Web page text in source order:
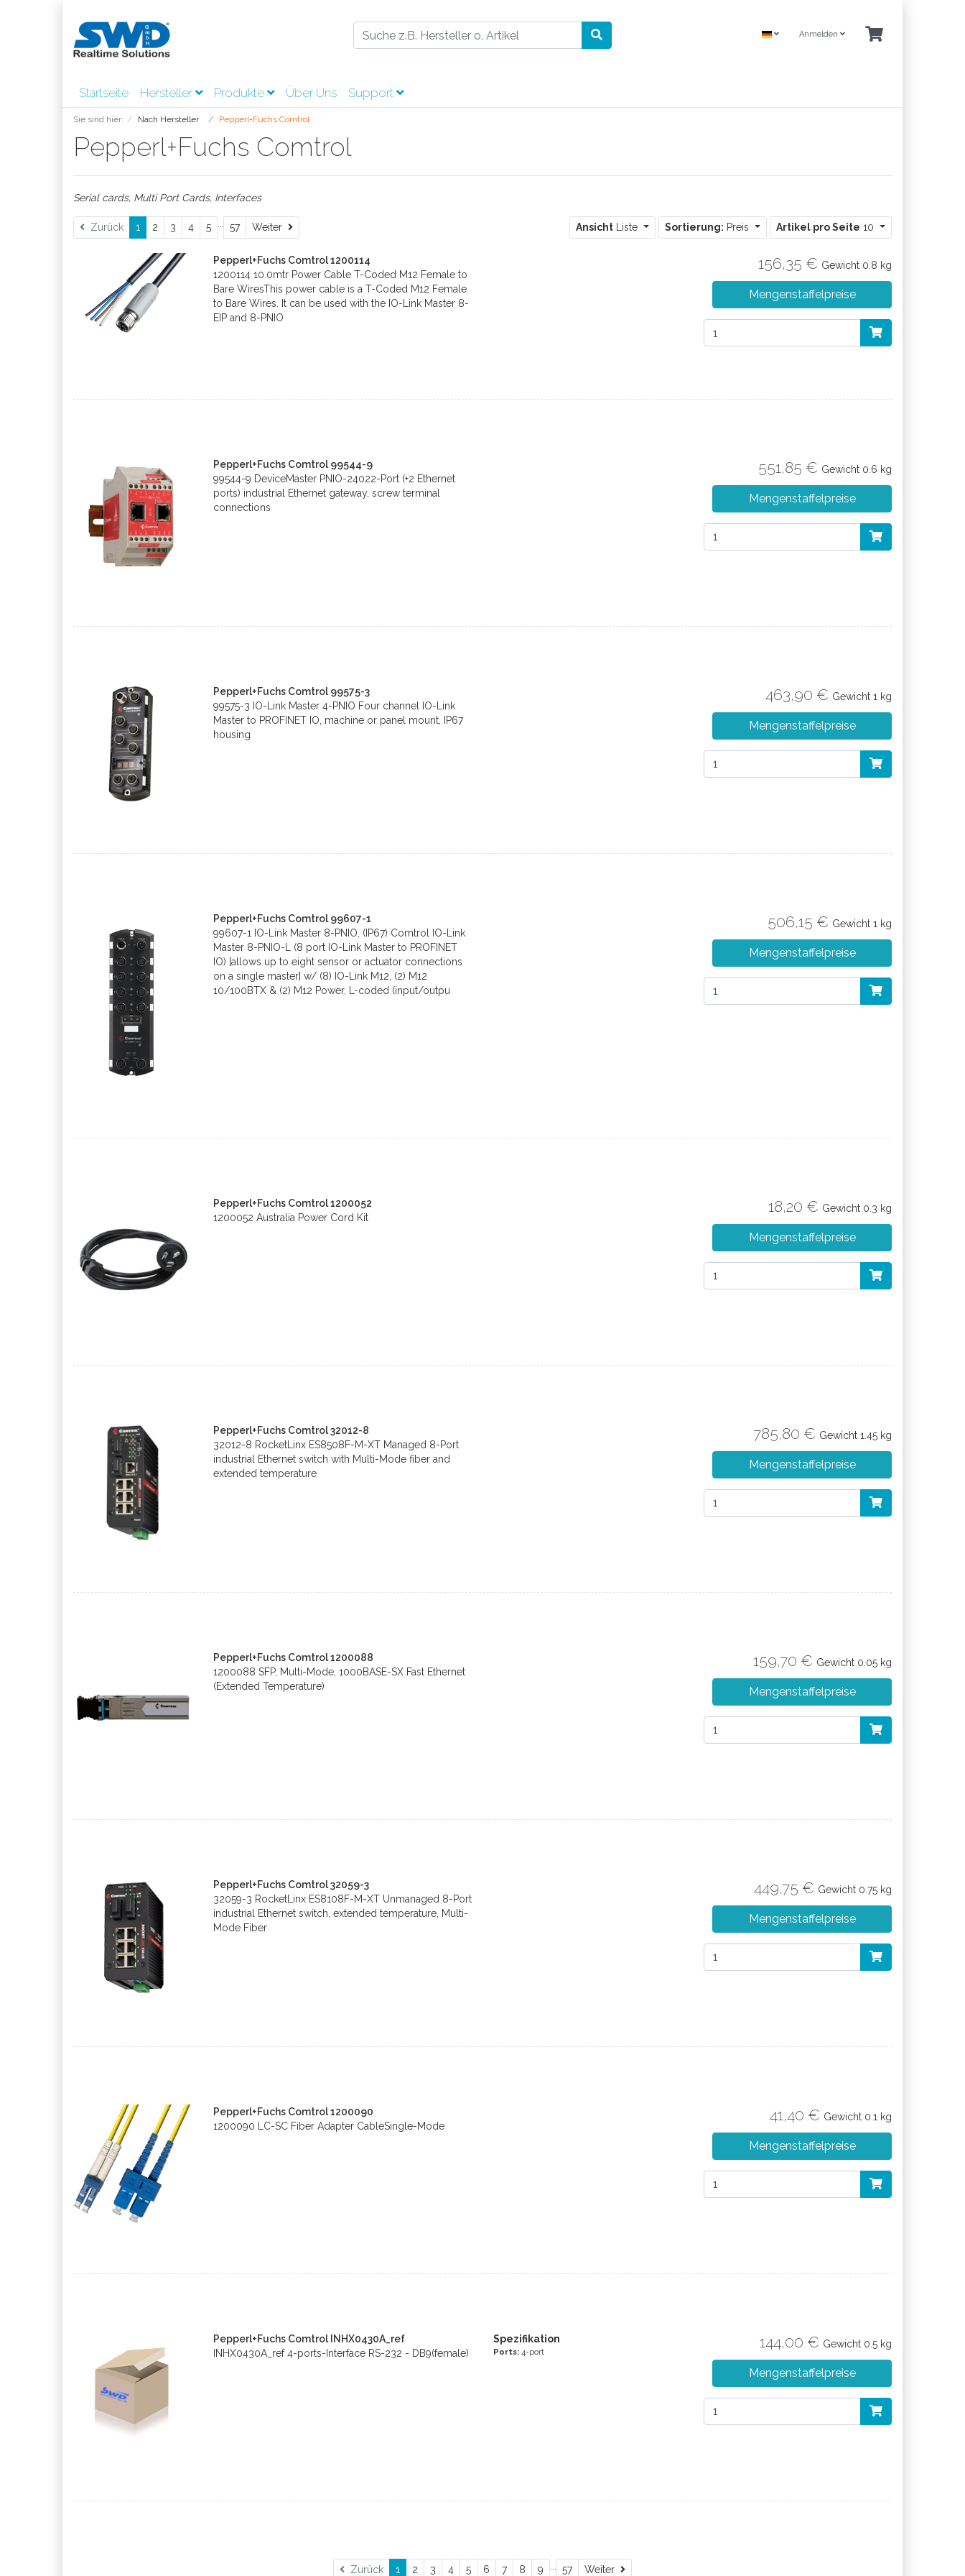
Anmelden
Startseite Hersteller Produkte Über Uns Support
Sie sind hier: Nach Hersteller Pepperl+Fuchs Comtrol
Pepperl+Fuchs Comtrol
Serial cards, Multi Port Cards, Interfaces
Zurück 1 2 3 4 5 57 Weiter Weiter Ansicht Liste Sortierung: Preis Artikel pro Seite 10
Pepperl+Fuchs Comtrol 1200114
1200114 10.0mtr Power Cable T-Coded M12 Female to
Bare WiresThis power cable is a T-Coded M12 Female
to Bare Wires. It can be used with the IO-Link Master 8-
EIP and 8-PNIO
156,35 € Gewicht 0.8 kg
Mengenstaffelpreise
Pepperl+Fuchs Comtrol 99544-9
99544-9 DeviceMaster PNIO-24022-Port (+2 Ethernet
ports) industrial Ethernet gateway, screw terminal
connections
551,85 € Gewicht 0.6 kg
Mengenstaffelpreise
Pepperl+Fuchs Comtrol 99575-3
99575-3 IO-Link Master 4-PNIO Four channel IO-Link
Master to PROFINET IO, machine or panel mount, IP67
housing
463,90 € Gewicht 1 kg
Mengenstaffelpreise
Pepperl+Fuchs Comtrol 99607-1
99607-1 IO-Link Master 8-PNIO, (IP67) Comtrol IO-Link
Master 8-PNIO-L (8 port IO-Link Master to PROFINET
IO) [allows up to eight sensor or actuator connections
on a single master] w/ (8) IO-Link M12, (2) M12
10/100BTX & (2) M12 Power, L-coded (input/outpu
506,15 € Gewicht 1 kg
Mengenstaffelpreise
Pepperl+Fuchs Comtrol 1200052
1200052 Australia Power Cord Kit
18,20 € Gewicht 0.3 kg
Mengenstaffelpreise
Pepperl+Fuchs Comtrol 32012-8
32012-8 RocketLinx ES8508F-M-XT Managed 8-Port
industrial Ethernet switch with Multi-Mode fiber and
extended temperature
785,80 € Gewicht 1.45 kg
Mengenstaffelpreise
Pepperl+Fuchs Comtrol 1200088
1200088 SFP, Multi-Mode, 1000BASE-SX Fast Ethernet
(Extended Temperature)
159,70 € Gewicht 0.05 kg
Mengenstaffelpreise
Pepperl+Fuchs Comtrol 32059-3
32059-3 RocketLinx ES8108F-M-XT Unmanaged 8-Port
industrial Ethernet switch, extended temperature, Multi-
Mode Fiber
449,75 € Gewicht 0.75 kg
Mengenstaffelpreise
Pepperl+Fuchs Comtrol 1200090
1200090 LC-SC Fiber Adapter CableSingle-Mode
41,40 € Gewicht 0.1 kg
Mengenstaffelpreise
Pepperl+Fuchs Comtrol INHX0430A_ref
INHX0430A_ref 4-ports-Interface RS-232 - DB9(female)
Spezifikation
Ports: 4-port
144,00 € Gewicht 0.5 kg
Mengenstaffelpreise
Zurück 1 2 3 4 5 6 7 8 9 57 Weiter Weiter